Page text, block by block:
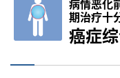
病情恶化
期治疗十
癌症